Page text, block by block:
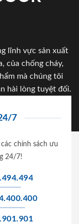
lĩnh vực sản xuất
của chống cháy,
mà chúng tôi
hài lòng tuyệt đối.
7
chính sách ưu
24/7!